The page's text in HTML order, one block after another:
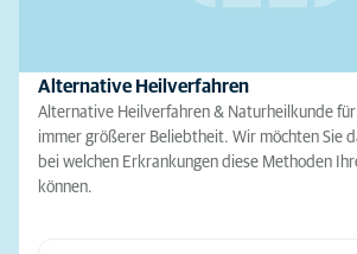
Alternative Heilverfahren
Alternative Heilverfahren & Naturheilkunde
immer größerer Beliebtheit. Wir möchten Sie
bei welchen Erkrankungen diese Methoden
können.